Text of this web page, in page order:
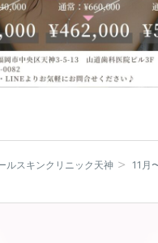
WEBカウンセリン
ルスキンクリニック天神
11月